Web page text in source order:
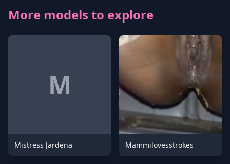
More models to explore
M
Mistress Jardena Mammilovesstrokes